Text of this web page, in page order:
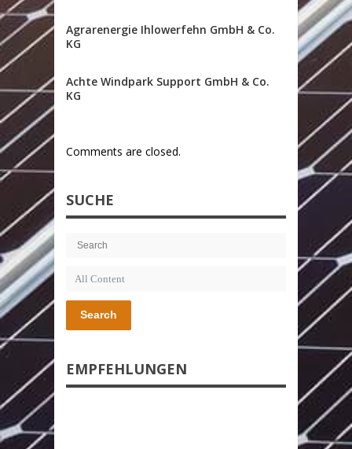
Agrarenergie Ihlowerfehn GmbH & Co.
KG
Achte Windpark Support GmbH & Co.
KG
Comments are closed.
SUCHE
Search
EMPFEHLUNGEN